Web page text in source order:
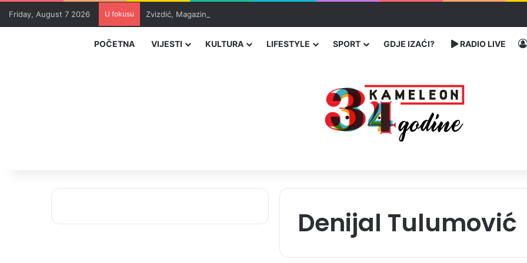
Friday, August 7 2026 U fokusu Zvizdić, Magazinović i Kojović traže poseban status za Memorijalni centar Srebrenica
POČETNA VIJESTI KULTURA LIFESTYLE SPORT GDJE IZAĆI? RADIO LIVE
Denijal Tulumović